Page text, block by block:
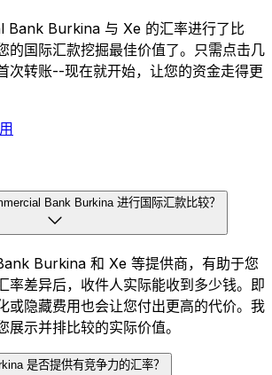
Bank Burkina 与 Xe 的汇率进行了比
的国际汇款挖掘最佳价值了。只需点击几
次转账--现在就开始，让您的资金走得更
Bank Burkina 进行国际汇款比较？
Burkina 和 Xe 等提供商，有助于您
率差异后，收件人实际能收到多少钱。即
或隐藏费用也会让您付出更高的代价。我
展示并排比较的实际价值。
是否提供有竞争力的汇率？